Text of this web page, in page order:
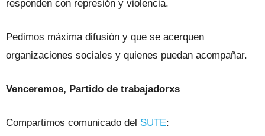
responden con represión y violencia.
Pedimos máxima difusión y que se acerquen
organizaciones sociales y quienes puedan acompañar.
Venceremos, Partido de trabajadorxs
Compartimos comunicado del SUTE: